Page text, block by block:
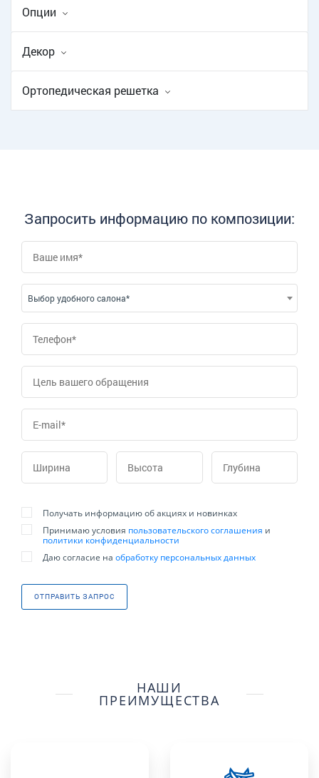
Опции
Декор
Ортопедическая решетка
Запросить информацию по композиции:
Выбор удобного салона*
ОТПРАВИТЬ ЗАПРОС
Получать информацию об акциях и новинках
Принимаю условия пользовательского соглашения и
политики конфиденциальности
Даю согласие на обработку персональных данных
НАШИ
ПРЕИМУЩЕСТВА